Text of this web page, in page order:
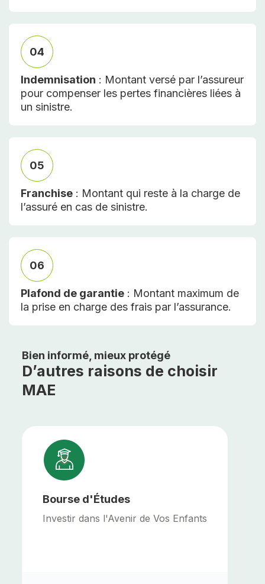
04
Indemnisation : Montant versé par l’assureur
pour compenser les pertes financières liées à
un sinistre.
05
Franchise : Montant qui reste à la charge de
l’assuré en cas de sinistre.
06
Plafond de garantie : Montant maximum de
la prise en charge des frais par l’assurance.
Bien informé, mieux protégé
D’autres raisons de choisir
MAE
Bourse d'Études
Investir dans l'Avenir de Vos Enfants